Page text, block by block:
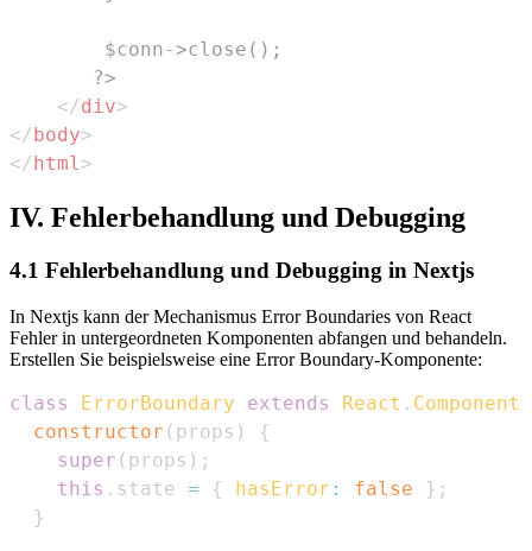
       ?>
</div>
</body>
</html>
IV. Fehlerbehandlung und Debugging
4.1 Fehlerbehandlung und Debugging in Nextjs
In Nextjs kann der Mechanismus Error Boundaries von React
Fehler in untergeordneten Komponenten abfangen und behandeln.
Erstellen Sie beispielsweise eine Error Boundary-Komponente:
class ErrorBoundary extends React . Component
constructor ( props )
{
super ( props ) ;
this . state = { hasError : false } ;
}